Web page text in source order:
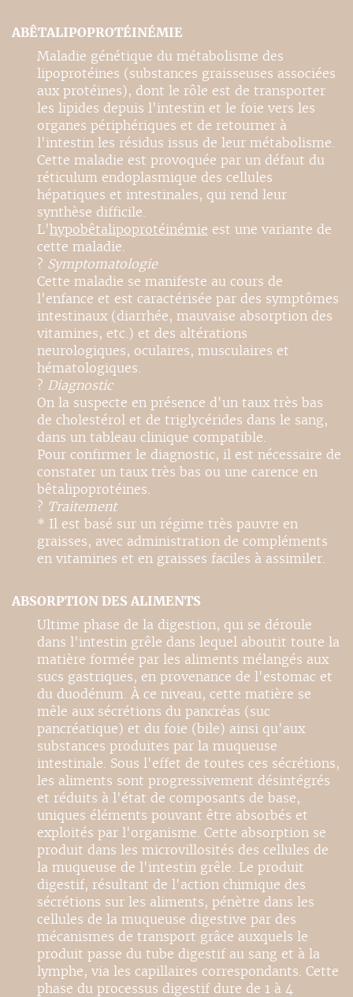
ABÊTALIPOPROTÉINÉMIE
Maladie génétique du métabolisme des
lipoprotéines (substances graisseuses associées
aux protéines), dont le rôle est de transporter
les lipides depuis l'intestin et le foie vers les
organes périphériques et de retourner à
l'intestin les résidus issus de leur métabolisme.
Cette maladie est provoquée par un défaut du
réticulum endoplasmique des cellules
hépatiques et intestinales, qui rend leur
synthèse difficile.
L'hypobêtalipoprotéinémie est une variante de
cette maladie.
? Symptomatologie
Cette maladie se manifeste au cours de
l'enfance et est caractérisée par des symptômes
intestinaux (diarrhée, mauvaise absorption des
vitamines, etc.) et des altérations
neurologiques, oculaires, musculaires et
hématologiques.
? Diagnostic
On la suspecte en présence d'un taux très bas
de cholestérol et de triglycérides dans le sang,
dans un tableau clinique compatible.
Pour confirmer le diagnostic, il est nécessaire de
constater un taux très bas ou une carence en
bêtalipoprotéines.
? Traitement
* Il est basé sur un régime très pauvre en
graisses, avec administration de compléments
en vitamines et en graisses faciles à assimiler.
ABSORPTION DES ALIMENTS
Ultime phase de la digestion, qui se déroule
dans l'intestin grêle dans lequel aboutit toute la
matière formée par les aliments mélangés aux
sucs gastriques, en provenance de l'estomac et
du duodénum. À ce niveau, cette matière se
mêle aux sécrétions du pancréas (suc
pancréatique) et du foie (bile) ainsi qu'aux
substances produites par la muqueuse
intestinale. Sous l'effet de toutes ces sécrétions,
les aliments sont progressivement désintégrés
et réduits à l'état de composants de base,
uniques éléments pouvant être absorbés et
exploités par l'organisme. Cette absorption se
produit dans les microvillosités des cellules de
la muqueuse de l'intestin grêle. Le produit
digestif, résultant de l'action chimique des
sécrétions sur les aliments, pénètre dans les
cellules de la muqueuse digestive par des
mécanismes de transport grâce auxquels le
produit passe du tube digestif au sang et à la
lymphe, via les capillaires correspondants. Cette
phase du processus digestif dure de 1 à 4